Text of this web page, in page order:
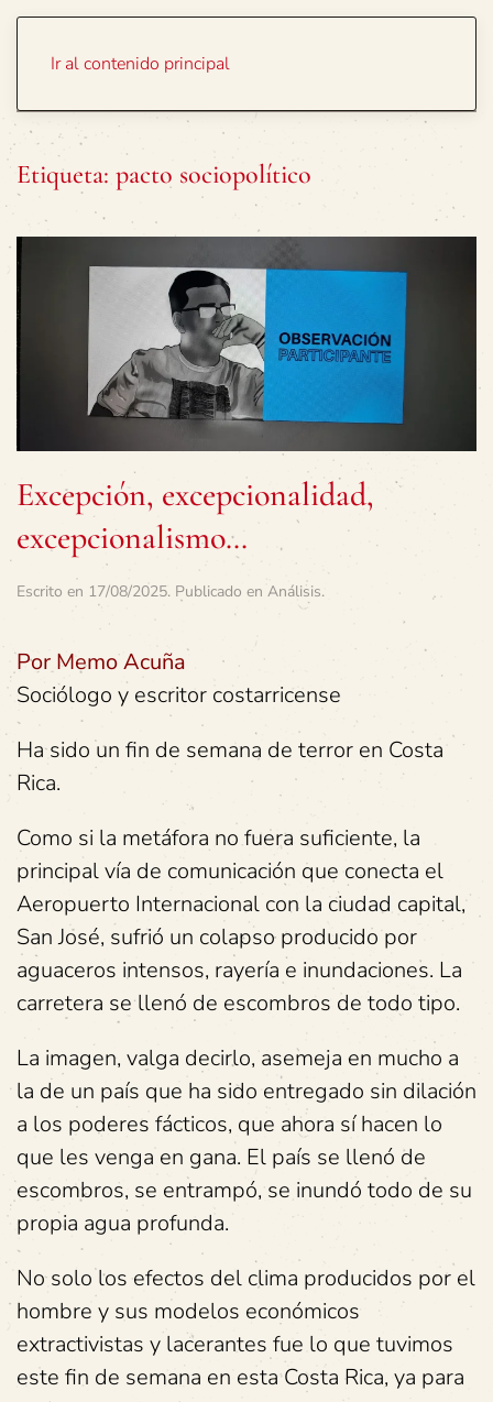
Ir al contenido principal
Etiqueta: pacto sociopolítico
Excepción, excepcionalidad,
excepcionalismo…
Escrito en 17/08/2025. Publicado en Análisis.
Por Memo Acuña
Sociólogo y escritor costarricense
Ha sido un fin de semana de terror en Costa
Rica.
Como si la metáfora no fuera suficiente, la
principal vía de comunicación que conecta el
Aeropuerto Internacional con la ciudad capital,
San José, sufrió un colapso producido por
aguaceros intensos, rayería e inundaciones. La
carretera se llenó de escombros de todo tipo.
La imagen, valga decirlo, asemeja en mucho a
la de un país que ha sido entregado sin dilación
a los poderes fácticos, que ahora sí hacen lo
que les venga en gana. El país se llenó de
escombros, se entrampó, se inundó todo de su
propia agua profunda.
No solo los efectos del clima producidos por el
hombre y sus modelos económicos
extractivistas y lacerantes fue lo que tuvimos
este fin de semana en esta Costa Rica, ya para